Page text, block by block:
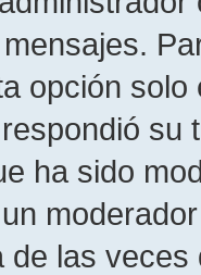
opción
ha sido
de las